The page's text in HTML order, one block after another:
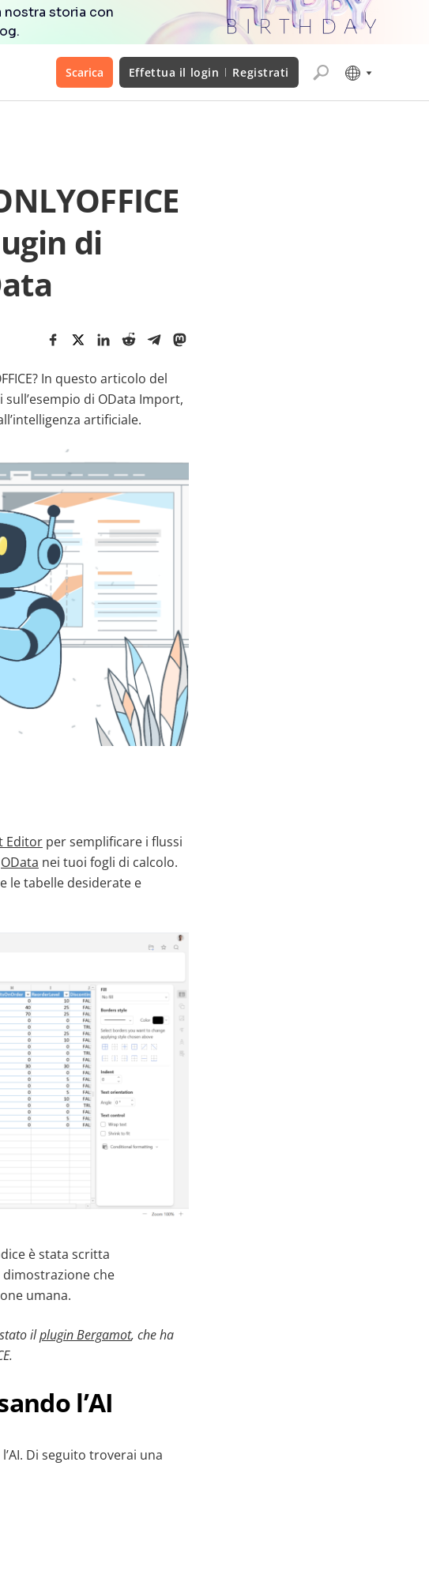
nostra storia con
Scarica Effettua il login Registrati
di
In questo articolo del
di OData Import,
artificiale.
Editor per semplificare i flussi
OData nei tuoi fogli di calcolo.
le tabelle desiderate e
è stata scritta
che
umana.
ilplugin Bergamot, che ha
l’AI
Di seguito troverai una